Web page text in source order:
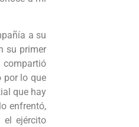
a su
su primer
compartió
por lo que
que hay
enfrentó,
el ejército